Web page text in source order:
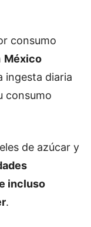
consumo
México
ingesta diaria
consumo
de azúcar y
incluso
.